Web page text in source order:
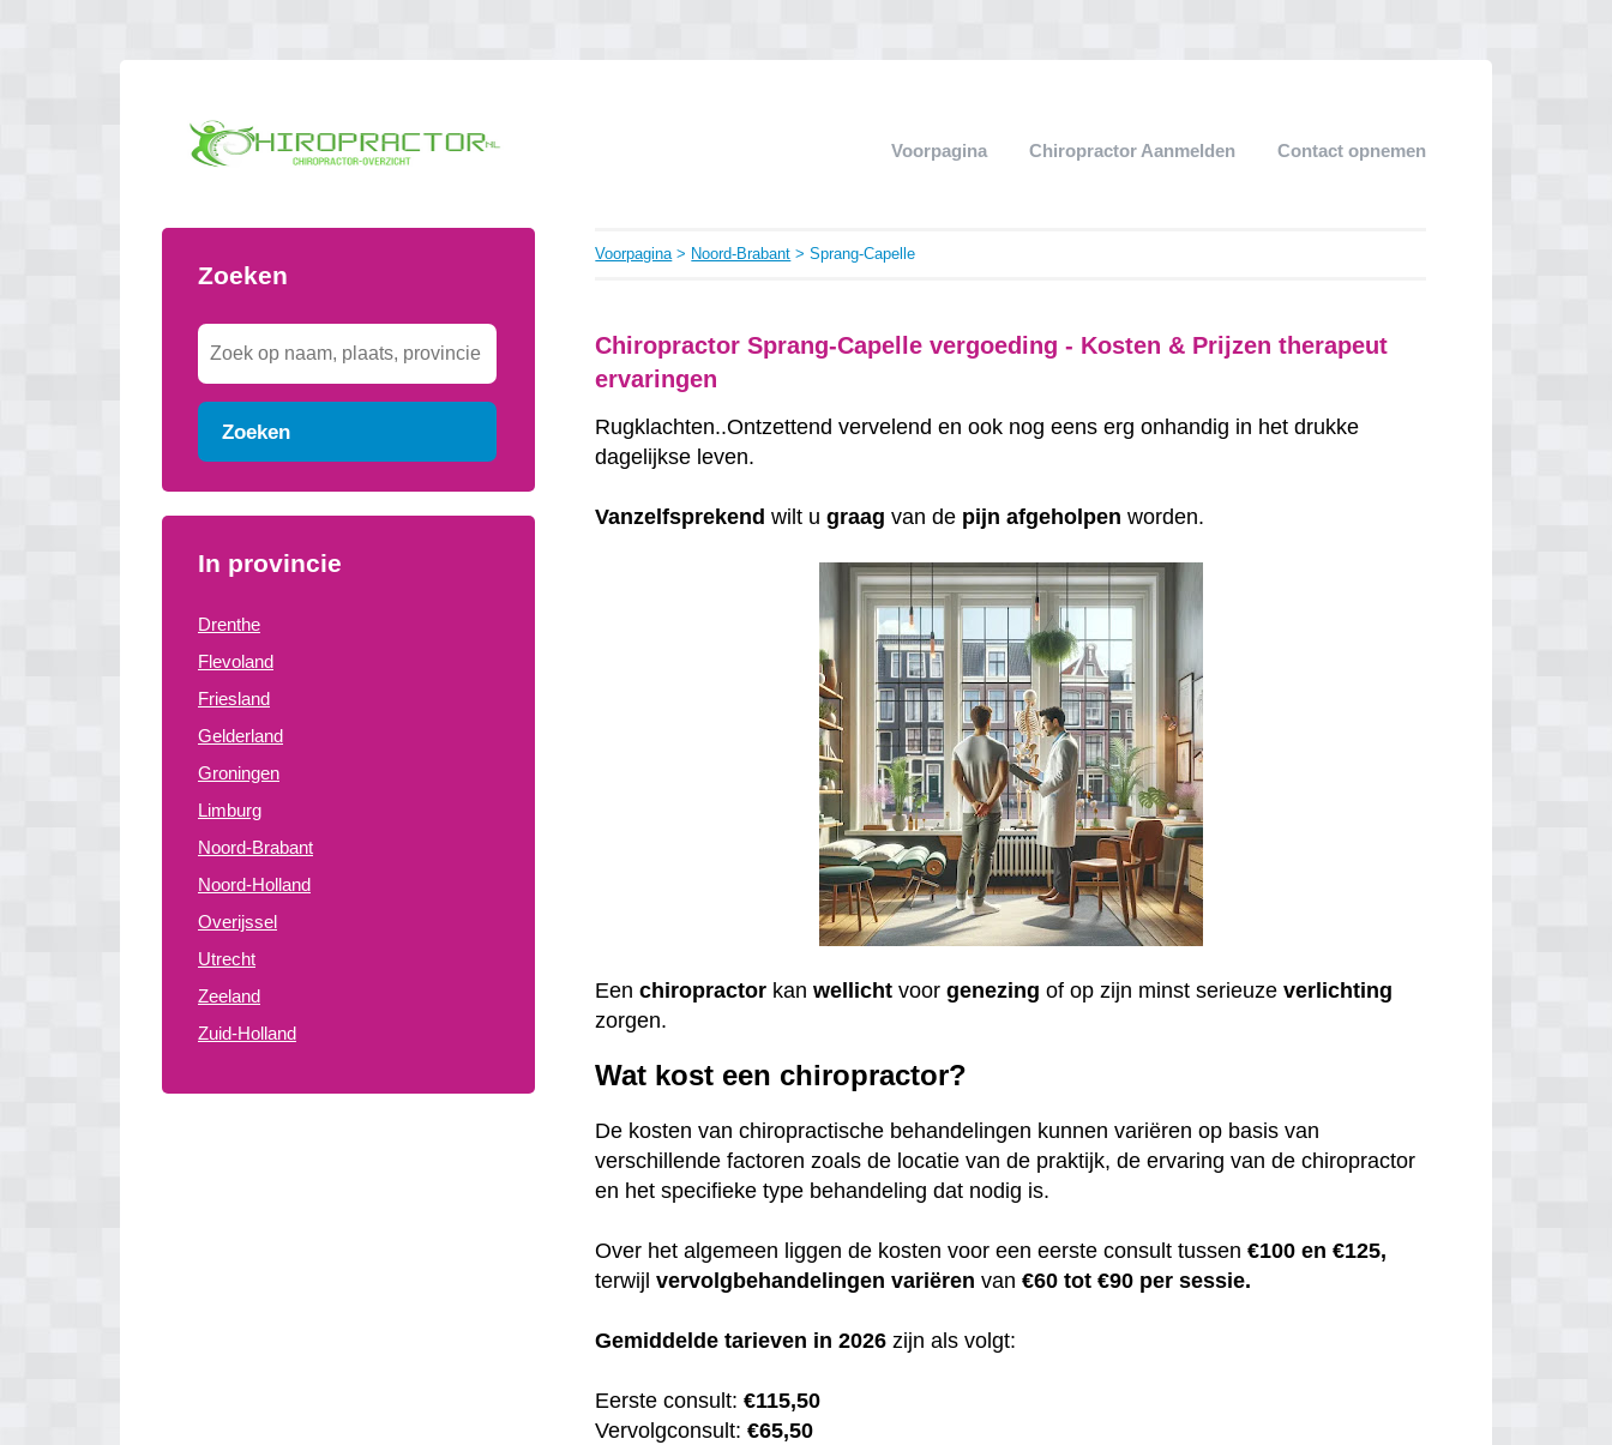
Voorpagina Chiropractor Aanmelden Contact opnemen
Zoeken
Zoeken
In provincie
Drenthe
Flevoland
Friesland
Gelderland
Groningen
Limburg
Noord-Brabant
Noord-Holland
Overijssel
Utrecht
Zeeland
Zuid-Holland
Voorpagina> Noord-Brabant > Sprang-Capelle
Chiropractor Sprang-Capelle vergoeding - Kosten & Prijzen therapeut
ervaringen
Rugklachten..Ontzettend vervelend en ook nog eens erg onhandig in het drukke
dagelijkse leven.
Vanzelfsprekend wilt ugraag van de pijn afgeholpen worden.
Eenchiropractor kanwellicht voorgenezing of op zijn minst serieuzeverlichting
zorgen.
Wat kost een chiropractor?
De kosten van chiropractische behandelingen kunnen variëren op basis van
verschillende factoren zoals de locatie van de praktijk, de ervaring van de chiropractor
en het specifieke type behandeling dat nodig is.
Over het algemeen liggen de kosten voor een eerste consult tussen€100 en €125,
terwijlvervolgbehandelingen variëren van€60 tot €90 per sessie.
Gemiddelde tarieven in 2026 zijn als volgt:
Eerste consult:€115,50
Vervolgconsult:€65,50